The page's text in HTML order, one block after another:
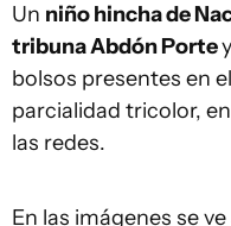
Un niño hincha de
tribuna Abdón Porte
bolsos presentes en
parcialidad tricolor,
las redes.
En las imágenes se